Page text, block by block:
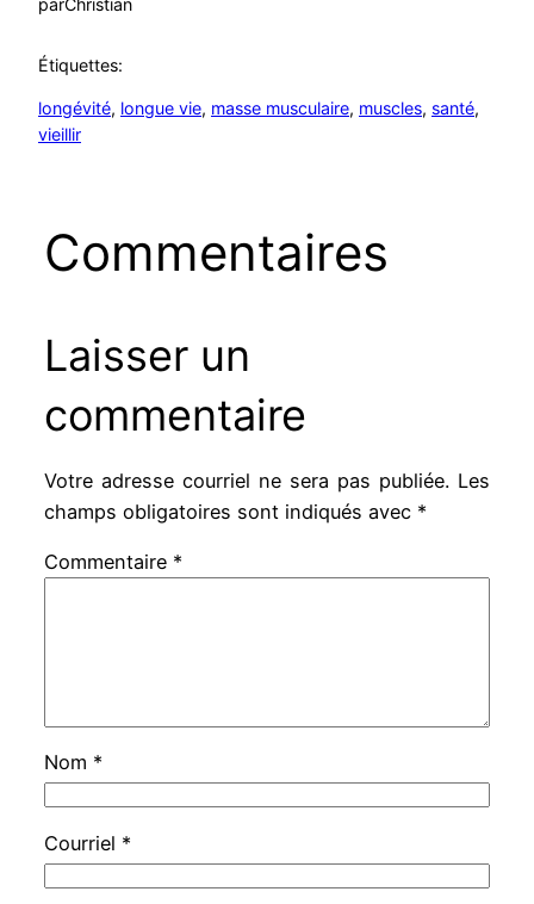
parChristian
Étiquettes:
longévité, longue vie, masse musculaire, muscles, santé
vieillir
Commentaires
Laisser un
commentaire
Votre adresse courriel ne sera pas publiée. Les
champs obligatoires sont indiqués avec *
Commentaire *
Nom *
Courriel *